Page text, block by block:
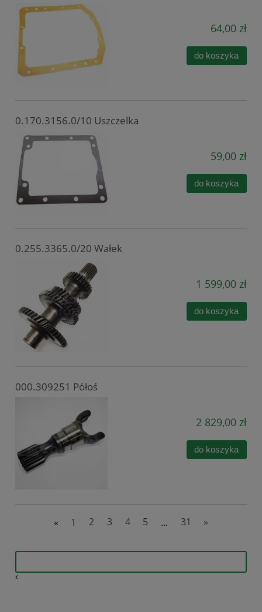
64,00 zł
do koszyka
0.170.3156.0/10 Uszczelka
59,00 zł
do koszyka
0.255.3365.0/20 Wałek
1 599,00 zł
do koszyka
000.309251 Półoś
2 829,00 zł
do koszyka
« 1 2 3 4 5 ... 31 »